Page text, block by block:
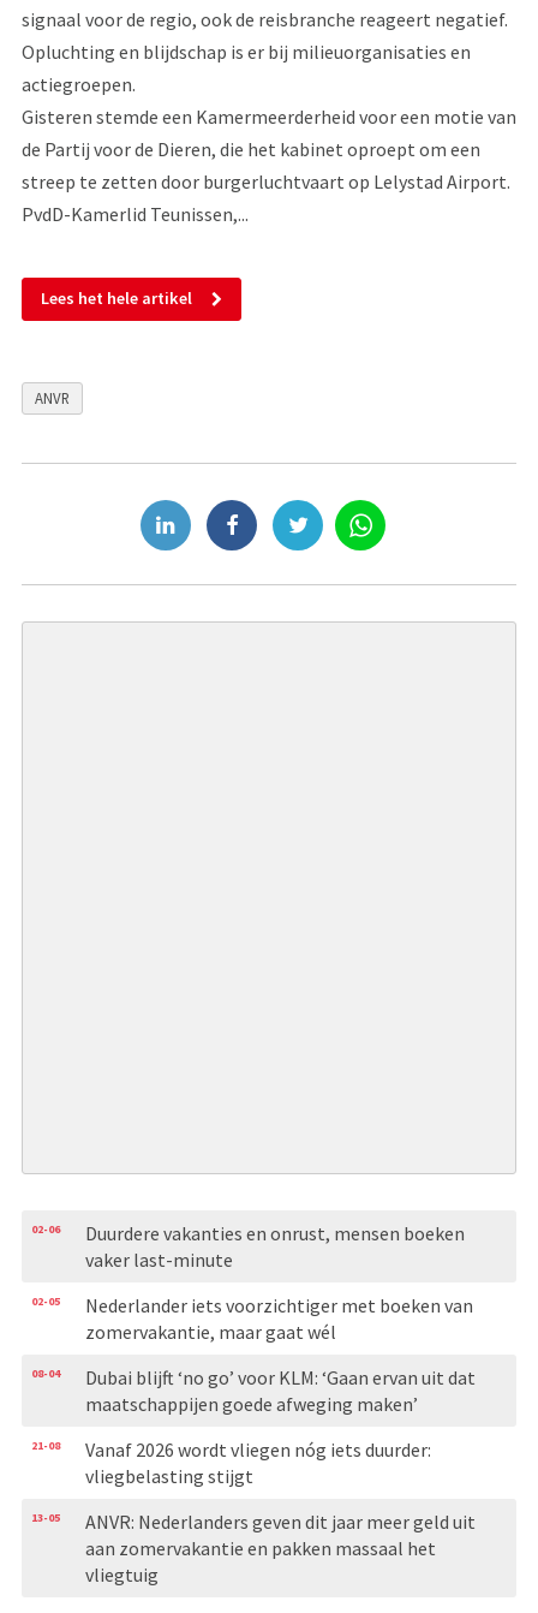
signaal voor de regio, ook de reisbranche reageert negatief.
Opluchting en blijdschap is er bij milieuorganisaties en
actiegroepen.
Gisteren stemde een Kamermeerderheid voor een motie van
de Partij voor de Dieren, die het kabinet oproept om een
streep te zetten door burgerluchtvaart op Lelystad Airport.
PvdD-Kamerlid Teunissen,...
Lees het hele artikel
ANVR
02-06
Duurdere vakanties en onrust, mensen boeken
vaker last-minute
02-05
Nederlander iets voorzichtiger met boeken van
zomervakantie, maar gaat wél
08-04
Dubai blijft ‘no go’ voor KLM: ‘Gaan ervan uit dat
maatschappijen goede afweging maken’
21-08
Vanaf 2026 wordt vliegen nóg iets duurder:
vliegbelasting stijgt
13-05
ANVR: Nederlanders geven dit jaar meer geld uit
aan zomervakantie en pakken massaal het
vliegtuig